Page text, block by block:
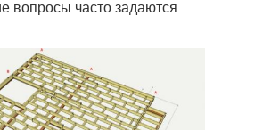
вопросы часто задаются